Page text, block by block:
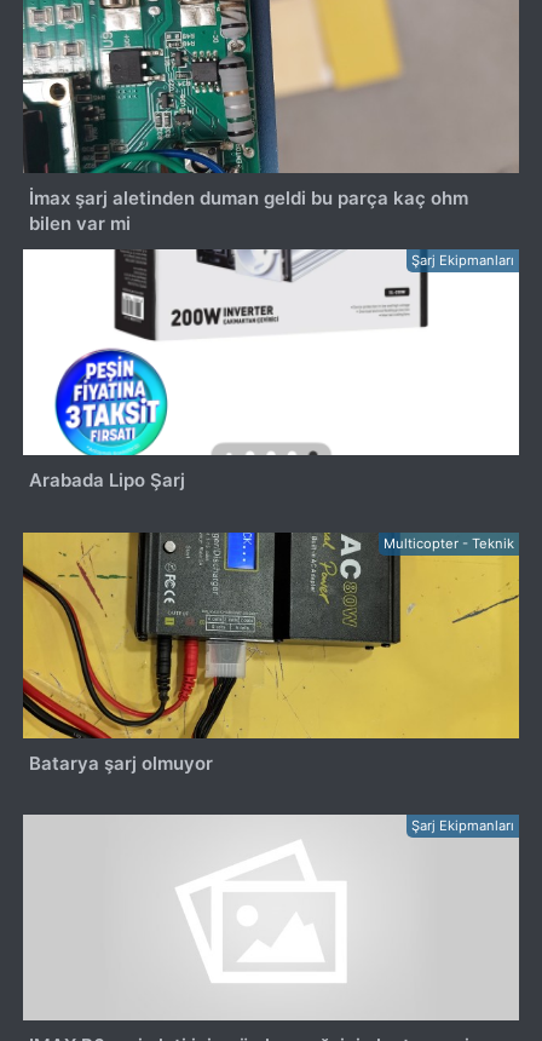
İmax şarj aletinden duman geldi bu parça kaç ohm
bilen var mi
Şarj Ekipmanları
Arabada Lipo Şarj
Multicopter - Teknik
Batarya şarj olmuyor
Şarj Ekipmanları